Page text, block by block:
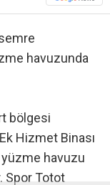
havuzunda
bölgesi
Hizmet Binası
yüzme havuzu
Spor Totot